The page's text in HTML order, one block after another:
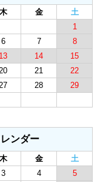
木 金
土
1
6 7
8
13 14
15
20 21
22
27 28
29
ンダー
木 金
土
3 4
5